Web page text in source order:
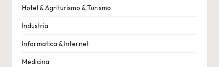
Hotel & Agriturismo & Turismo
Industria
Informatica & Internet
Medicina